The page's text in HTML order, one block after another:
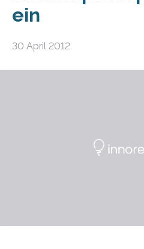
ein
30 April 2012